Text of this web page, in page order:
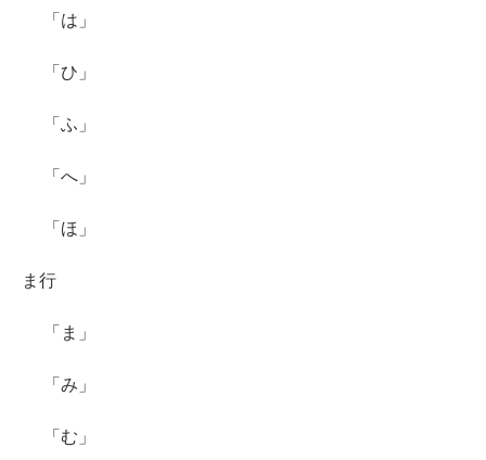
「は」
「ひ」
「ふ」
「へ」
「ほ」
ま行
「ま」
「み」
「む」